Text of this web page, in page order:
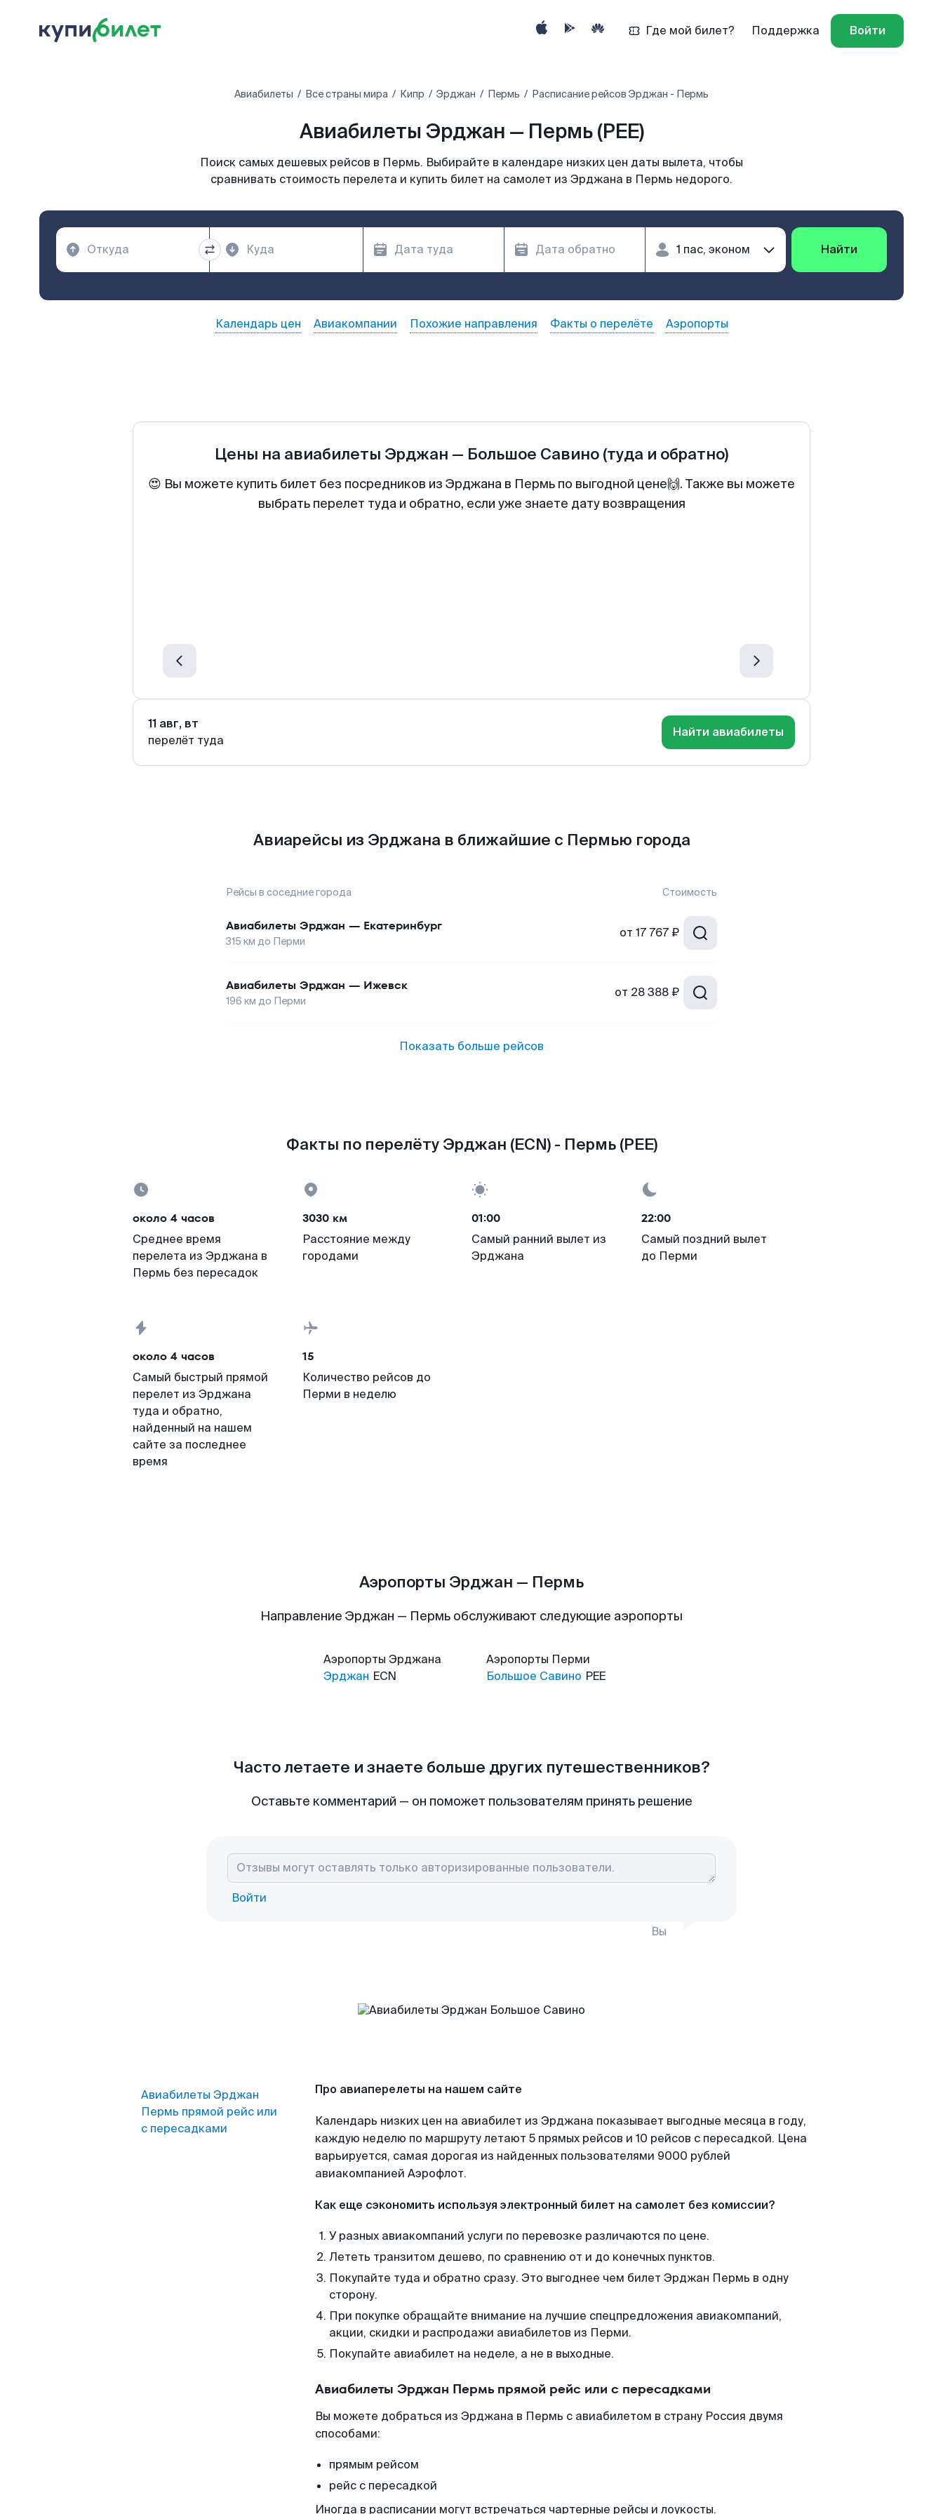
Где мой билет? Поддержка Войти
Авиабилеты Все страны мира Кипр Эрджан Пермь Расписание рейсов Эрджан - Пермь
Авиабилеты Эрджан — Пермь (PEE)
Поиск самых дешевых рейсов в Пермь. Выбирайте в календаре низких цен даты вылета, чтобы
сравнивать стоимость перелета и купить билет на самолет из Эрджана в Пермь недорого.
Найти
Календарь цен Авиакомпании Похожие направления Факты о перелёте Аэропорты
Цены на авиабилеты Эрджан — Большое Савино (туда и обратно)
😍 Вы можете купить билет без посредников из Эрджана в Пермь по выгодной цене🙌. Также вы можете
выбрать перелет туда и обратно, если уже знаете дату возвращения
11 авг, вт
перелёт туда
Найти авиабилеты
Авиарейсы из Эрджана в ближайшие с Пермью города
Рейсы в соседние города Стоимость
Авиабилеты Эрджан — Екатеринбург
315 км до Перми
от 17 767 ₽
Авиабилеты Эрджан — Ижевск
196 км до Перми
от 28 388 ₽
Показать больше рейсов
Факты по перелёту Эрджан (ECN) - Пермь (PEE)
около 4 часов
Среднее время
перелета из Эрджана в
Пермь без пересадок
3030 км
Расстояние между
городами
01:00
Самый ранний вылет из
Эрджана
22:00
Самый поздний вылет
до Перми
около 4 часов
Самый быстрый прямой
перелет из Эрджана
туда и обратно,
найденный на нашем
сайте за последнее
время
15
Количество рейсов до
Перми в неделю
Аэропорты Эрджан — Пермь
Направление Эрджан — Пермь обслуживают следующие аэропорты
Аэропорты Эрджана
Эрджан ECN
Аэропорты Перми
Большое Савино PEE
Часто летаете и знаете больше других путешественников?
Оставьте комментарий — он поможет пользователям принять решение
Войти
Вы
Авиабилеты Эрджан
Пермь прямой рейс или
с пересадками
Про авиаперелеты на нашем сайте
Календарь низких цен на авиабилет из Эрджана показывает выгодные месяца в году,
каждую неделю по маршруту летают 5 прямых рейсов и 10 рейсов с пересадкой. Цена
варьируется, самая дорогая из найденных пользователями 9000 рублей
авиакомпанией Аэрофлот.
Как еще сэкономить используя электронный билет на самолет без комиссии?
У разных авиакомпаний услуги по перевозке различаются по цене.
Лететь транзитом дешево, по сравнению от и до конечных пунктов.
Покупайте туда и обратно сразу. Это выгоднее чем билет Эрджан Пермь в одну
сторону.
При покупке обращайте внимание на лучшие спецпредложения авиакомпаний,
акции, скидки и распродажи авиабилетов из Перми.
Покупайте авиабилет на неделе, а не в выходные.
Авиабилеты Эрджан Пермь прямой рейс или с пересадками
Вы можете добраться из Эрджана в Пермь с авиабилетом в страну Россия двумя
способами:
прямым рейсом
рейс с пересадкой
Иногда в расписании могут встречаться чартерные рейсы и лоукосты.